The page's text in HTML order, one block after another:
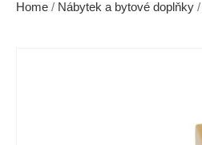
Home / Nábytek a bytové doplňky /